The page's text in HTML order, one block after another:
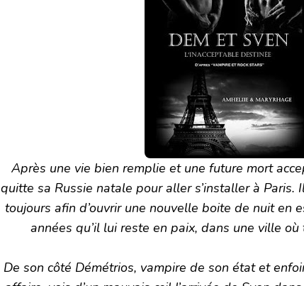
Après une vie bien remplie et une future mort
quitte sa Russie natale pour aller s’installer à Paris.
toujours afin d’ouvrir une nouvelle boite de nuit en
années qu’il lui reste en paix, dans une ville
De son côté Démétrios, vampire de son état et